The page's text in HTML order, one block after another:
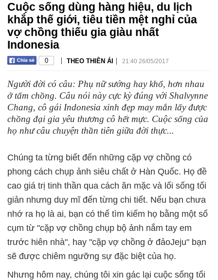
Cuộc sống dùng hàng hiệu, du lịch
khắp thế giới, tiêu tiền mệt nghỉ của
vợ chồng thiếu gia giàu nhất
Indonesia
0 | THEO THIÊN ÁI | 21:40 26/05/2017
Người đời có câu: Phụ nữ sướng hay khổ, hơn nhau
ở tấm chồng. Câu nói này cực kỳ đúng với Shalvynne
Chang, cô gái Indonesia xinh đẹp may mắn lấy được
chồng đại gia yêu thương cô hết mực. Cuộc sống của
họ như câu chuyện thần tiên giữa đời thực...
Chúng ta từng biết đến những cặp vợ chồng có
phong cách chụp ảnh siêu chất ở Hàn Quốc. Họ đề
cao giá trị tinh thần qua cách ăn mặc và lối sống tối
giản nhưng duy mĩ đến từng chi tiết. Nếu bạn chưa
nhớ ra họ là ai, bạn có thể tìm kiếm họ bằng một số
cụm từ "cặp vợ chồng chụp bộ ảnh nắm tay em
trước hiên nhà", hay "cặp vợ chồng ở đảoJeju" bạn
sẽ được chiêm ngưỡng sự đặc biệt của họ.
Nhưng hôm nay, chúng tôi xin gác lại cuộc sống tối